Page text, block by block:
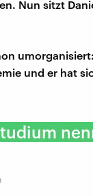
Nun sitzt
und er hat